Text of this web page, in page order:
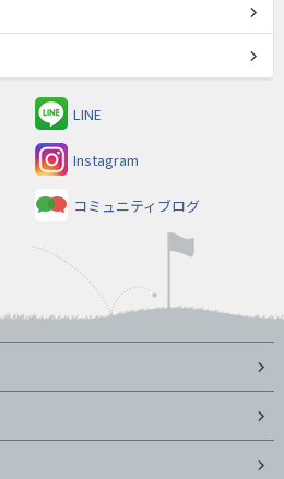
LINE
Instagram
コミュニティブログ